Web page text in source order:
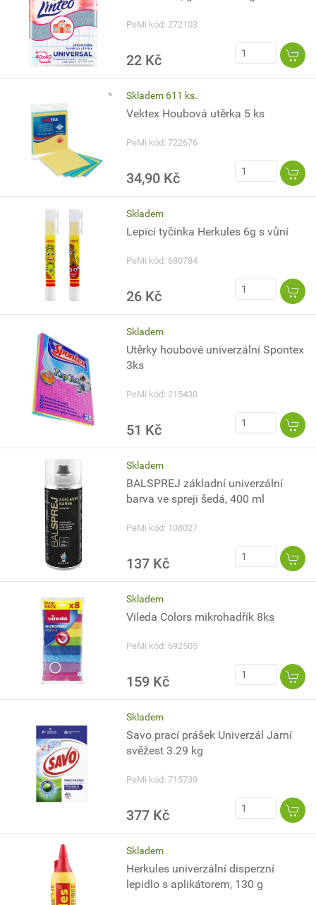
PeMi kód: 272103
22 Kč
Skladem 611 ks.
Vektex Houbová utěrka 5 ks
PeMi kód: 722676
34,90 Kč
Skladem
Lepicí tyčinka Herkules 6g s vůní
PeMi kód: 680784
26 Kč
Skladem
Utěrky houbové univerzální Spontex
3ks
PeMi kód: 215430
51 Kč
Skladem
BALSPREJ základní univerzální
barva ve spreji šedá, 400 ml
PeMi kód: 108027
137 Kč
Skladem
Vileda Colors mikrohadřík 8ks
PeMi kód: 692505
159 Kč
Skladem
Savo prací prášek Univerzál Jarní
svěžest 3.29 kg
PeMi kód: 715739
377 Kč
Skladem
Herkules univerzální disperzní
lepidlo s aplikátorem, 130 g